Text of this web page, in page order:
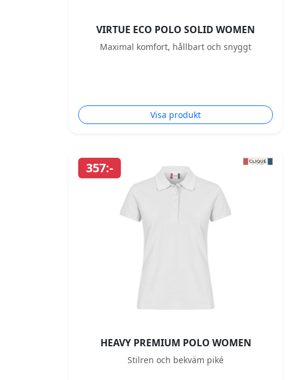
VIRTUE ECO POLO SOLID WOMEN
Maximal komfort, hållbart och snyggt
Visa produkt
357:-
HEAVY PREMIUM POLO WOMEN
Stilren och bekväm piké